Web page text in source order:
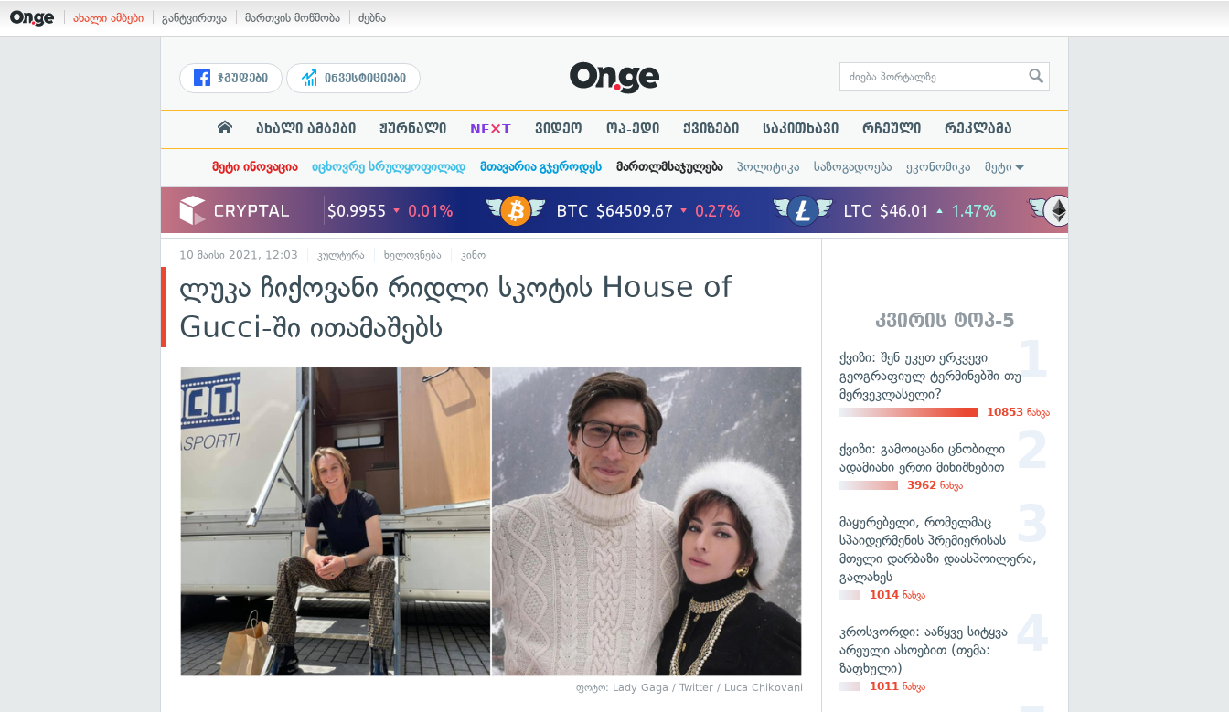
ახალი ამბები განტვირთვა მართვის მოწმობა ძებნა
ჯგუფები ინვესტიციები
ახალი ამბები ჟურნალი NE×T ვიდეო ოპ-ედი ქვიზები საკითხავი რჩეული რეკლამა
მეტი ინოვაცია იცხოვრე სრულყოფილად მთავარია გჯეროდეს მართლმსაჯულება პოლიტიკა საზოგადოება ეკონომიკა მეტი
10 მაისი 2021, 12:03 კულტურა ხელოვნება კინო
ლუკა ჩიქოვანი რიდლი სკოტის House of
Gucci-ში ითამაშებს
ფოტო: Lady Gaga / Twitter / Luca Chikovani
კვირის ტოპ-5
ქვიზი: შენ უკეთ ერკვევი
გეოგრაფიულ ტერმინებში თუ
მერვეკლასელი?
10853 ნახვა
ქვიზი: გამოიცანი ცნობილი
ადამიანი ერთი მინიშნებით
3962 ნახვა
მაყურებელი, რომელმაც
სპაიდერმენის პრემიერისას
მთელი დარბაზი დაასპოილერა,
გალახეს
1014 ნახვა
კროსვორდი: ააწყვე სიტყვა
არეული ასოებით (თემა:
ზაფხული)
1011 ნახვა